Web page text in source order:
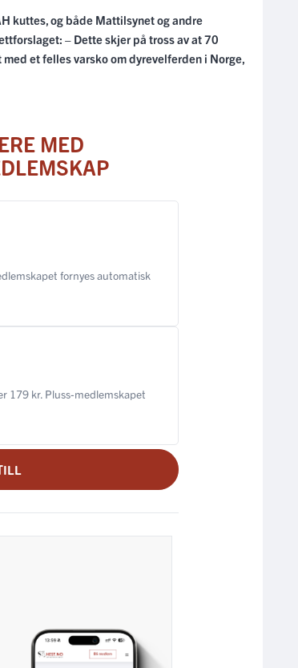
kuttes, og både Mattilsynet og andre
– Dette skjer på tross av at 70
et felles varsko om dyrevelferden i Norge,
MED
fornyes automatisk
179 kr. Pluss-medlemskapet